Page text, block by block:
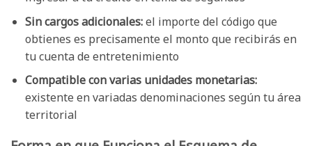
Sin cargos adicionales:el importe del código que
obtienes es precisamente el monto que recibirás en
tu cuenta de entretenimiento
Compatible con varias unidades monetarias:
existente en variadas denominaciones según tu área
territorial